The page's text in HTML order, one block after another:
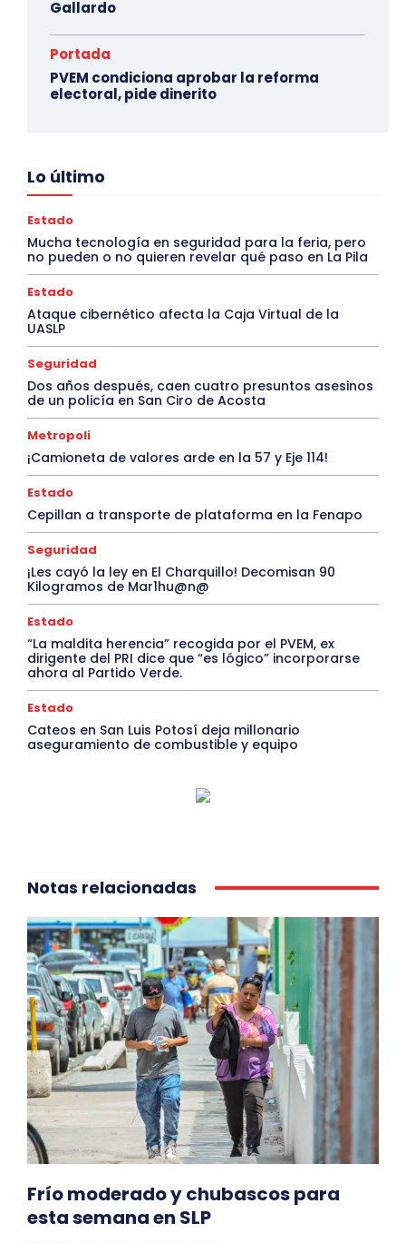
Gallardo
Portada
PVEM condiciona aprobar la reforma
electoral, pide dinerito
Lo último
Estado
Mucha tecnología en seguridad para la feria, pero
no pueden o no quieren revelar qué paso en La Pila
Estado
Ataque cibernético afecta la Caja Virtual de la
UASLP
Seguridad
Dos años después, caen cuatro presuntos asesinos
de un policía en San Ciro de Acosta
Metropoli
¡Camioneta de valores arde en la 57 y Eje 114!
Estado
Cepillan a transporte de plataforma en la Fenapo
Seguridad
¡Les cayó la ley en El Charquillo! Decomisan 90
Kilogramos de Mar1hu@n@
Estado
“La maldita herencia” recogida por el PVEM, ex
dirigente del PRI dice que “es lógico” incorporarse
ahora al Partido Verde.
Estado
Cateos en San Luis Potosí deja millonario
aseguramiento de combustible y equipo
Notas relacionadas
Frío moderado y chubascos para
esta semana en SLP